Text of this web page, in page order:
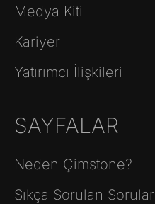
Medya Kiti
Kariyer
Yatırımcı İlişkileri
SAYFALAR
Neden Çimstone?
Sıkça Sorulan Sorular